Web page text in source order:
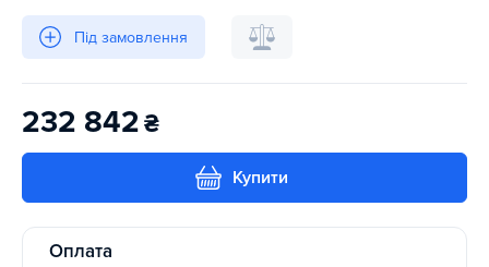
Під замовлення
232 842₴
Купити
Оплата